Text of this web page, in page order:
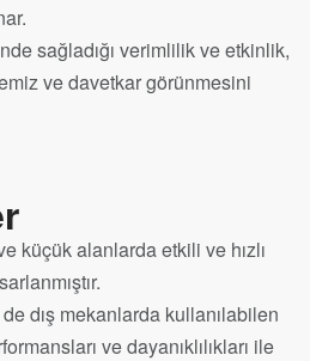
sağladığı verimlilik ve etkinlik,
ve davetkar görünmesini
küçük alanlarda etkili ve hızlı
dış mekanlarda kullanılabilen
ve dayanıklılıkları ile